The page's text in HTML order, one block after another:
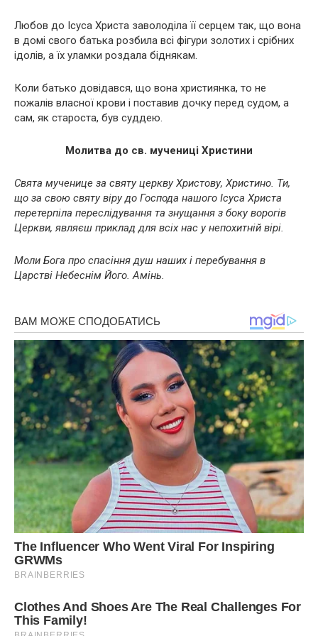
Любов до Ісуса Христа заволоділа її серцем так, що вона
в домі свого батька розбила всі фігури золотих і срібних
ідолів, а їх уламки роздала біднякам.
Коли батько довідався, що вона християнка, то не
пожалів власної крови і поставив дочку перед судом, а
сам, як староста, був суддею.
Молитва до св. мучениці Христини
Свята мученице за святу церкву Христову, Христино. Ти,
що за свою святу віру до Господа нашого Ісуса Христа
перетерпіла переслідування та знущання з боку ворогів
Церкви, являєш приклад для всіх нас у непохитній вірі.
Моли Бога про спасіння душ наших і перебування в
Царстві Небеснім Його. Амінь.